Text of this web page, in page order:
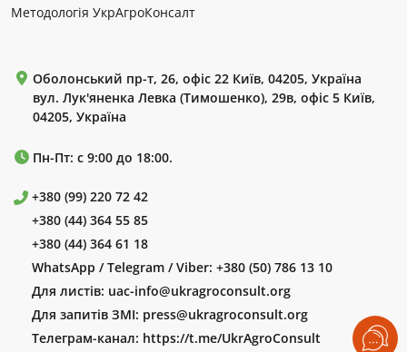
Методологія УкрАгроКонсалт
Оболонський пр-т, 26, офіс 22 Київ, 04205, Україна
вул. Лук'яненка Левка (Тимошенко), 29в, офіс 5 Київ,
04205, Україна
Пн-Пт: с 9:00 до 18:00.
+380 (99) 220 72 42
+380 (44) 364 55 85
+380 (44) 364 61 18
WhatsApp / Telegram / Viber: +380 (50) 786 13 10
Для листів: uac-info@ukragroconsult.org
Для запитів ЗМІ: press@ukragroconsult.org
Телеграм-канал: https://t.me/UkrAgroConsult